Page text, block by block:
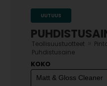
UUTUUS
Teollisuustuotteet
Puhdistusaine
KOKO